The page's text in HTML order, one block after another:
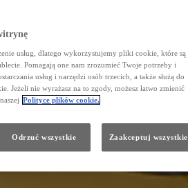
usług, dlatego wykorzystujemy pliki cookie, które są
Pomagają one nam zrozumieć Twoje potrzeby i
usług i narzędzi osób trzecich, a także służą do
Jeżeli nie wyrażasz na to zgody, możesz łatwo zmienić
Polityce plików cookie.
Odrzuć wszystkie Zaakceptuj wszystkie